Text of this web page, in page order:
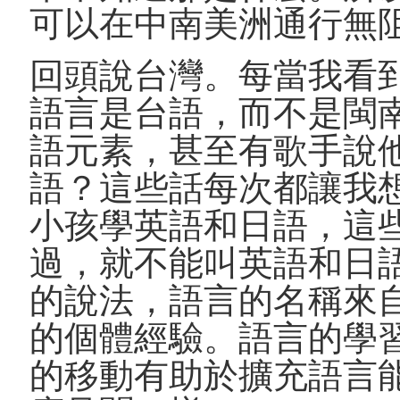
可以在中南美洲通行無
回頭說台灣。每當我看
語言是台語，而不是閩
語元素，甚至有歌手說
語？這些話每次都讓我
小孩學英語和日語，這
過，就不能叫英語和日
的說法，語言的名稱來
的個體經驗。語言的學
的移動有助於擴充語言